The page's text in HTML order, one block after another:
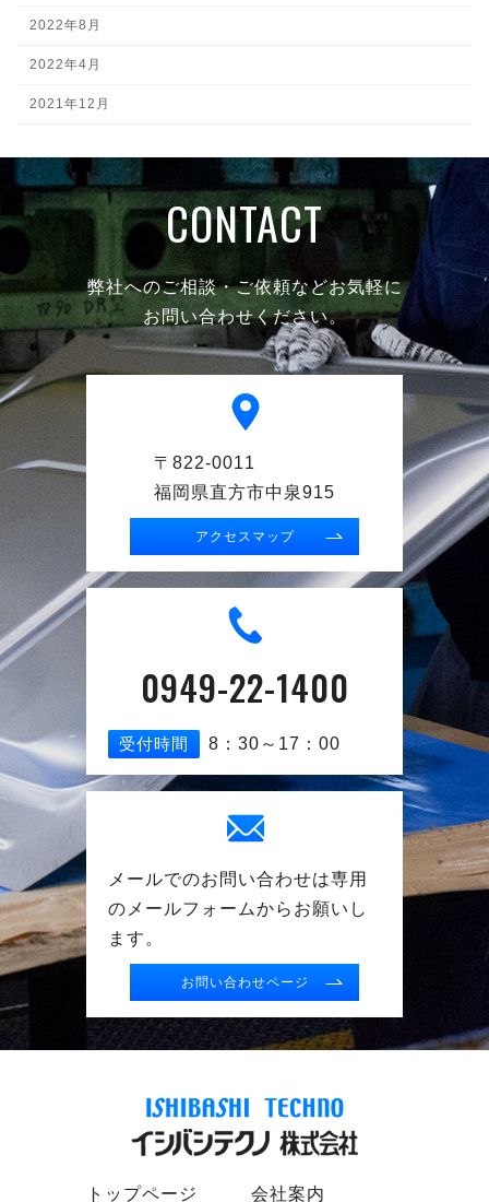
2022年8月
2022年4月
2021年12月
CONTACT
弊社へのご相談・ご依頼などお気軽に
お問い合わせください。
〒822-0011
福岡県直方市中泉915
アクセスマップ
0949-22-1400
受付時間 8：30～17：00
メールでのお問い合わせは専用
の メールフォームからお願いし
ます。
お問い合わせページ
トップページ 会社案内